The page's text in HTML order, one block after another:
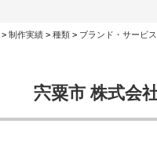
> 制作実績 > 種類 > ブランド・サービ
宍粟市 株式会